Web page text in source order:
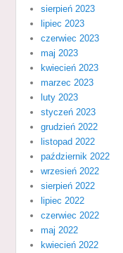
sierpień 2023
lipiec 2023
czerwiec 2023
maj 2023
kwiecień 2023
marzec 2023
luty 2023
styczeń 2023
grudzień 2022
listopad 2022
październik 2022
wrzesień 2022
sierpień 2022
lipiec 2022
czerwiec 2022
maj 2022
kwiecień 2022